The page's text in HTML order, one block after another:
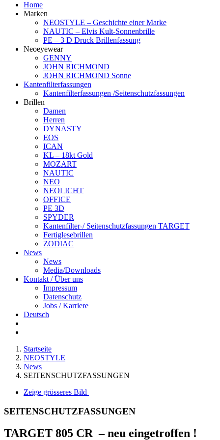
Home
Marken
NEOSTYLE – Geschichte einer Marke
NAUTIC – Elvis Kult-Sonnenbrille
PE – 3 D Druck Brillenfassung
Neoeyewear
GENNY
JOHN RICHMOND
JOHN RICHMOND Sonne
Kantenfilterfassungen
Kantenfilterfassungen /Seitenschutzfassungen
Brillen
Damen
Herren
DYNASTY
EOS
ICAN
KL – 18kt Gold
MOZART
NAUTIC
NEO
NEOLICHT
OFFICE
PE 3D
SPYDER
Kantenfilter-/ Seitenschutzfassungen TARGET
Fertiglesebrillen
ZODIAC
News
News
Media/Downloads
Kontakt / Über uns
Impressum
Datenschutz
Jobs / Karriere
Deutsch
Startseite
NEOSTYLE
News
SEITENSCHUTZFASSUNGEN
Zeige grösseres Bild
SEITENSCHUTZFASSUNGEN
TARGET 805 CR – neu eingetroffen !